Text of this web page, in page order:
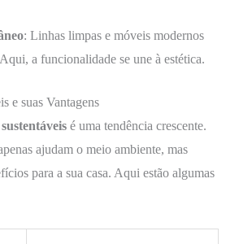
: Linhas limpas e móveis modernos
a funcionalidade se une à estética.
e suas Vantagens
é uma tendência crescente.
ajudam o meio ambiente, mas
para a sua casa. Aqui estão algumas